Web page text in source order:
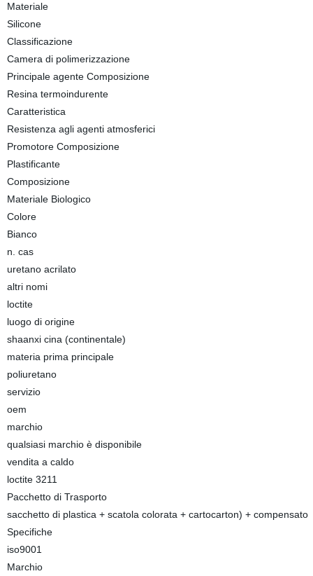
Materiale
Silicone
Classificazione
Camera di polimerizzazione
Principale agente Composizione
Resina termoindurente
Caratteristica
Resistenza agli agenti atmosferici
Promotore Composizione
Plastificante
Composizione
Materiale Biologico
Colore
Bianco
n. cas
uretano acrilato
altri nomi
loctite
luogo di origine
shaanxi cina (continentale)
materia prima principale
poliuretano
servizio
oem
marchio
qualsiasi marchio è disponibile
vendita a caldo
loctite 3211
Pacchetto di Trasporto
sacchetto di plastica + scatola colorata + cartocarton) + compensato
Specifiche
iso9001
Marchio